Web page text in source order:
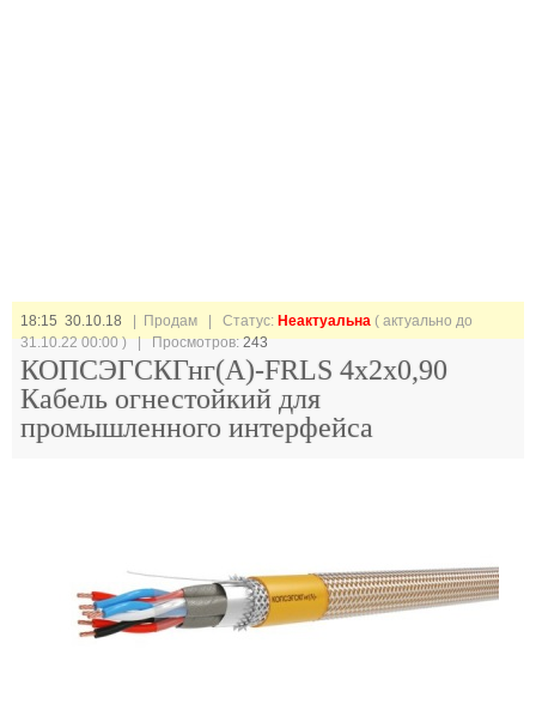
18:15 30.10.18 | Продам | Статус: Неактуальна ( актуально до
31.10.22 00:00 ) | Просмотров:243
КОПСЭГСКГнг(А)-FRLS 4х2х0,90
Кабель огнестойкий для
промышленного интерфейса